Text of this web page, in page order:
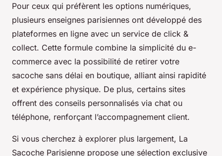
Pour ceux qui préfèrent les options numériques,
plusieurs enseignes parisiennes ont développé des
plateformes en ligne avec un service de click &
collect. Cette formule combine la simplicité du e-
commerce avec la possibilité de retirer votre
sacoche sans délai en boutique, alliant ainsi rapidité
et expérience physique. De plus, certains sites
offrent des conseils personnalisés via chat ou
téléphone, renforçant l’accompagnement client.
Si vous cherchez à explorer plus largement, La
Sacoche Parisienne propose une sélection exclusive